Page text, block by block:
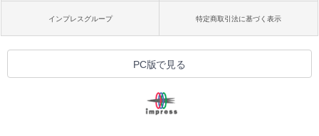
インプレスグループ 特定商取引法に基づく表示
PC版で見る